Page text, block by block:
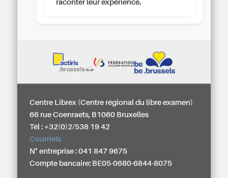
raconter leur expérience.
Centre Librex (Centre régional du libre examen)
66 rue Coenraets, B1060 Bruxelles
Tél : +32(0)2/538 19 42
Courriels
N° entreprise : 041 847 9675
Compte bancaire: BE05-0680-6844-8075